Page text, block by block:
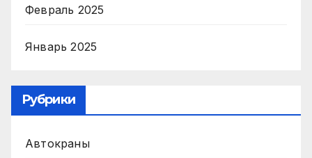
Февраль 2025
Январь 2025
Рубрики
Автокраны